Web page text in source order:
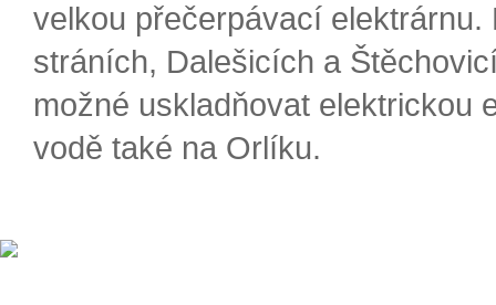
velkou přečerpávací elektrárnu.
stráních, Dalešicích a
možné uskladňovat elektrickou
vodě také na Orlíku.